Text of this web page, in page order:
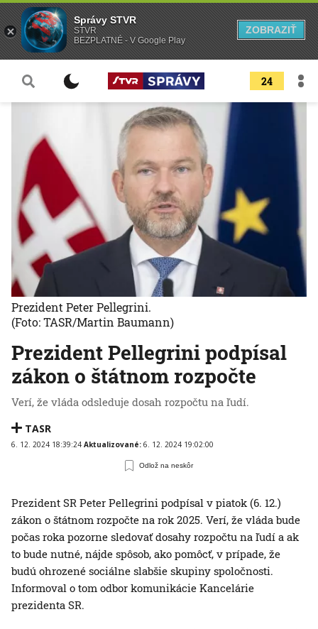
24
Prezident Pellegrini podpísal
zákon o štátnom rozpočte
Verí, že vláda odsleduje dosah rozpočtu na ľudí.
TASR
6. 12. 2024 18:39:24 Aktualizované: 6. 12. 2024 19:02:00
Odlož na neskôr
Prezident Peter Pellegrini.
(Foto: TASR/Martin Baumann)
Prezident SR Peter Pellegrini podpísal v piatok (6. 12.)
zákon o štátnom rozpočte na rok 2025. Verí, že vláda bude
počas roka pozorne sledovať dosahy rozpočtu na ľudí a ak
to bude nutné, nájde spôsob, ako pomôcť, v prípade, že
budú ohrozené sociálne slabšie skupiny spoločnosti.
Informoval o tom odbor komunikácie Kancelárie
prezidenta SR.
Správy STVR
STVR
BEZPLATNÉ - V Google Play
ZOBRAZIŤ